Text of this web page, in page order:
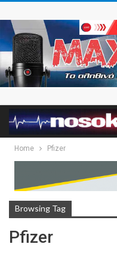
Home Pfizer
Browsing Tag
Pfizer